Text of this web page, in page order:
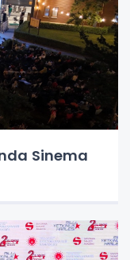
Sinema